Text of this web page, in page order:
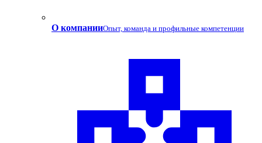
О компанииОпыт, команда и профильные компетенции